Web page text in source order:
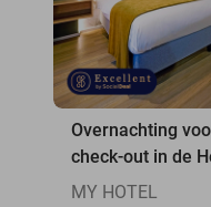
Overnachting
check-out in de
MY HOTEL